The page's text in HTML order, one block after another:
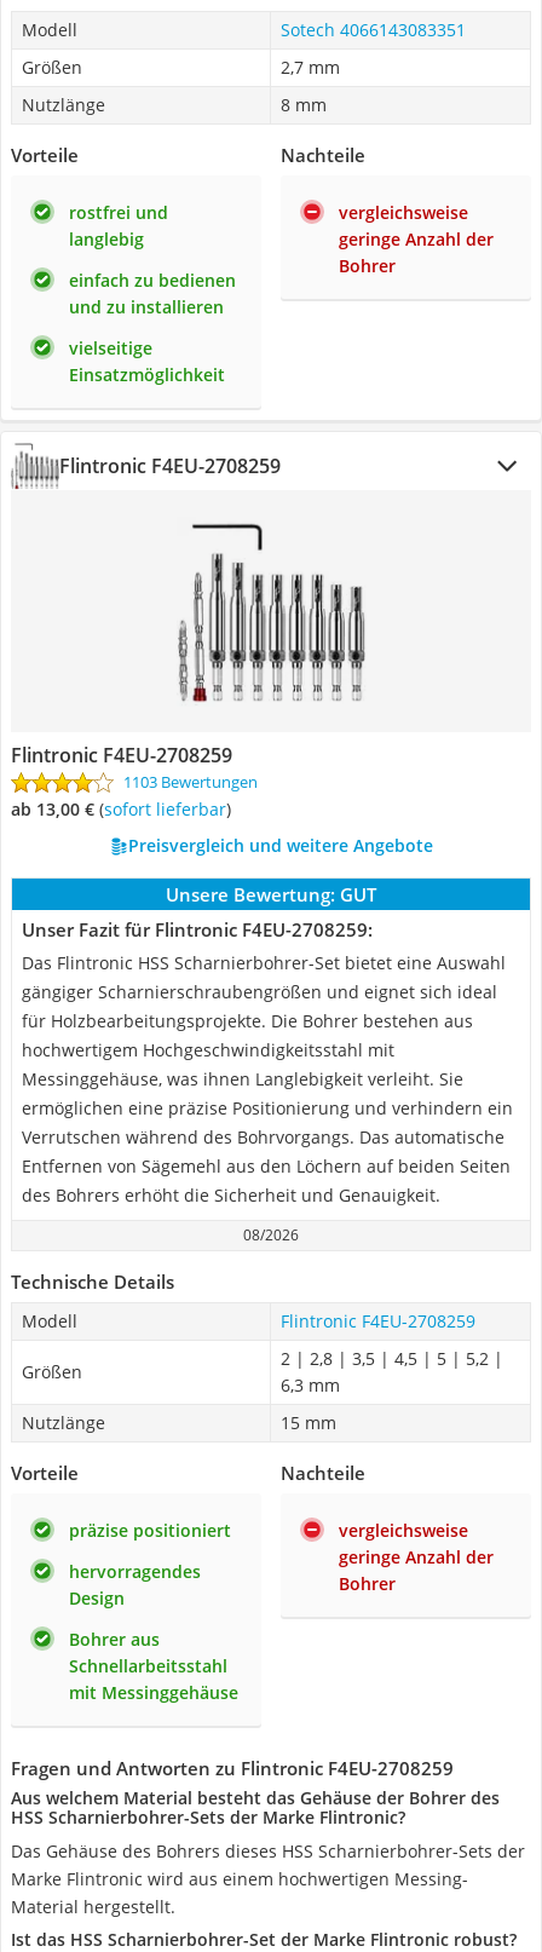
Modell
Sotech 4066143083351
Größen
2,7 mm
Nutzlänge
8 mm
Vorteile
rostfrei und
langlebig
einfach zu bedienen
und zu installieren
vielseitige
Einsatzmöglichkeit
Nachteile
vergleichsweise
geringe Anzahl der
Bohrer
Flintronic F4EU-2708259
Flintronic F4EU-2708259
1103 Bewertungen
ab 13,00 € ( Sofort lieferbar)
Preisvergleich und weitere Angebote
Unsere Bewertung: GUT
Unser Fazit für Flintronic F4EU-2708259:
Das Flintronic HSS Scharnierbohrer-Set bietet eine Auswahl
gängiger Scharnierschraubengrößen und eignet sich ideal
für Holzbearbeitungsprojekte. Die Bohrer bestehen aus
hochwertigem Hochgeschwindigkeitsstahl mit
Messinggehäuse, was ihnen Langlebigkeit verleiht. Sie
ermöglichen eine präzise Positionierung und verhindern ein
Verrutschen während des Bohrvorgangs. Das automatische
Entfernen von Sägemehl aus den Löchern auf beiden Seiten
des Bohrers erhöht die Sicherheit und Genauigkeit.
08/2026
Technische Details
Modell Flintronic F4EU-2708259
Größen
2 | 2,8 | 3,5 | 4,5 | 5 | 5,2 |
6,3 mm
Nutzlänge
15 mm
Vorteile
präzise positioniert
hervorragendes
Design
Bohrer aus
Schnellarbeitsstahl
mit Messinggehäuse
Nachteile
vergleichsweise
geringe Anzahl der
Bohrer
Fragen und Antworten zu Flintronic F4EU-2708259
Aus welchem Material besteht das Gehäuse der Bohrer des
HSS Scharnierbohrer-Sets der Marke Flintronic?
Das Gehäuse des Bohrers dieses HSS Scharnierbohrer-Sets der
Marke Flintronic wird aus einem hochwertigen Messing-
Material hergestellt.
Ist das HSS Scharnierbohrer-Set der Marke Flintronic robust?